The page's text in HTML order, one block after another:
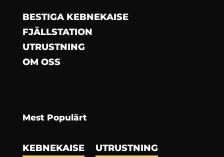
BESTIGA KEBNEKAISE
FJÄLLSTATION
UTRUSTNING
OM OSS
Mest Populärt
KEBNEKAISE
UTRUSTNING